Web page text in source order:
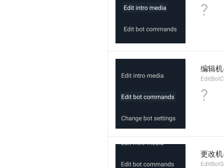
?
编辑
?
更改